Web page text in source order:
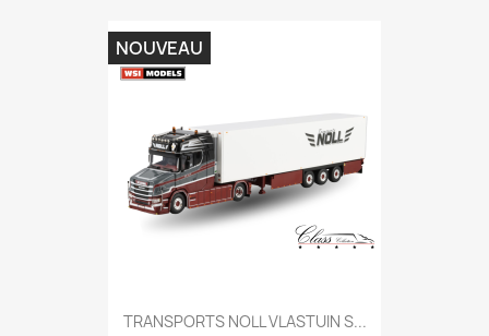
TRANSPORTS NOLL VLASTUIN S...
NOUVEAU